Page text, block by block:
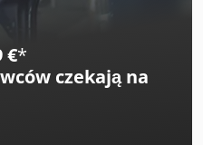
€*
czekają na